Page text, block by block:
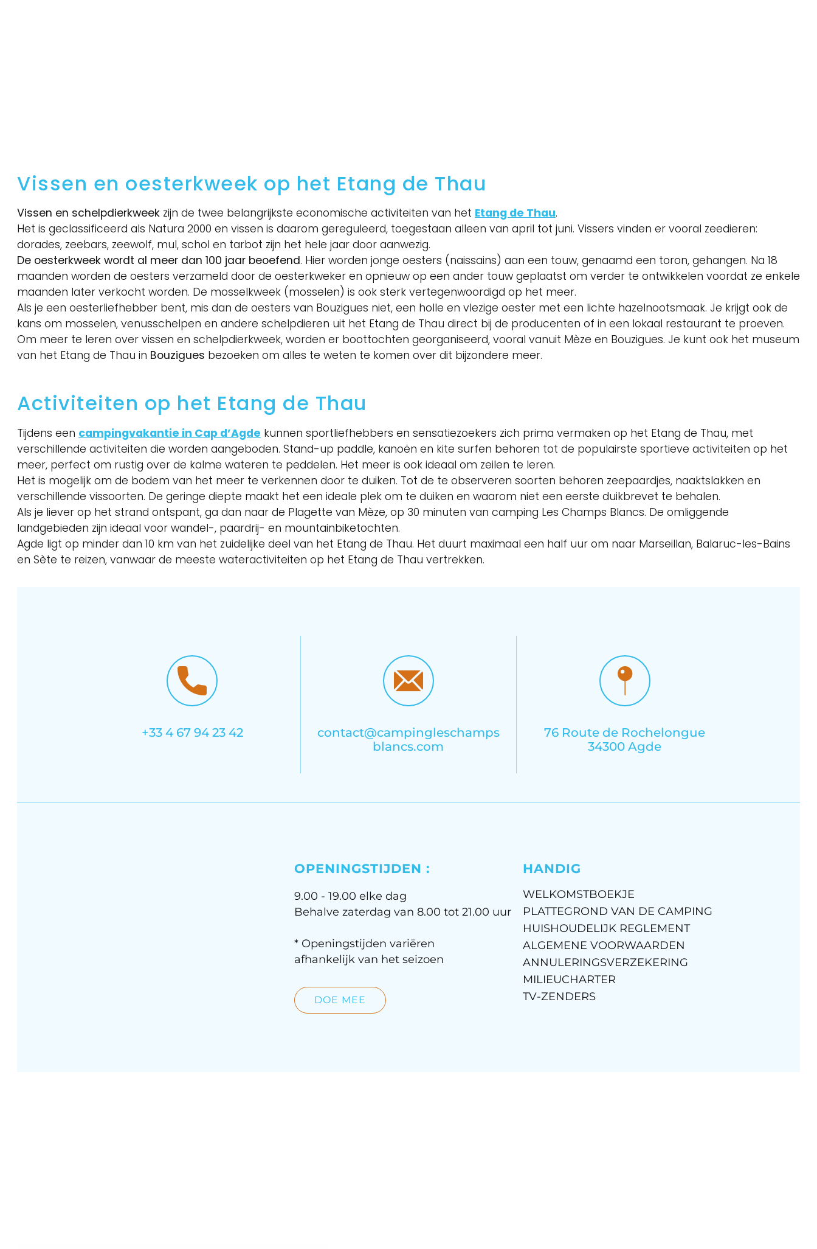
Vissen en oesterkweek op het Etang de Thau
Vissen en schelpdierkweek zijn de twee belangrijkste economische activiteiten van het Etang de Thau.
Het is geclassificeerd als Natura 2000 en vissen is daarom gereguleerd, toegestaan alleen van april tot juni. Vissers vinden er vooral zeedieren:
dorades, zeebars, zeewolf, mul, schol en tarbot zijn het hele jaar door aanwezig.
De oesterkweek wordt al meer dan 100 jaar beoefend. Hier worden jonge oesters (naissains) aan een touw, genaamd een toron, gehangen. Na 18
maanden worden de oesters verzameld door de oesterkweker en opnieuw op een ander touw geplaatst om verder te ontwikkelen voordat ze enkele
maanden later verkocht worden. De mosselkweek (mosselen) is ook sterk vertegenwoordigd op het meer.
Als je een oesterliefhebber bent, mis dan de oesters van Bouzigues niet, een holle en vlezige oester met een lichte hazelnootsmaak. Je krijgt ook de
kans om mosselen, venusschelpen en andere schelpdieren uit het Etang de Thau direct bij de producenten of in een lokaal restaurant te proeven.
Om meer te leren over vissen en schelpdierkweek, worden er boottochten georganiseerd, vooral vanuit Mèze en Bouzigues. Je kunt ook het museum
van het Etang de Thau in Bouzigues bezoeken om alles te weten te komen over dit bijzondere meer.
Activiteiten op het Etang de Thau
Tijdens een campingvakantie in Cap d’Agde kunnen sportliefhebbers en sensatiezoekers zich prima vermaken op het Etang de Thau, met
verschillende activiteiten die worden aangeboden. Stand-up paddle, kanoën en kite surfen behoren tot de populairste sportieve activiteiten op het
meer, perfect om rustig over de kalme wateren te peddelen. Het meer is ook ideaal om zeilen te leren.
Het is mogelijk om de bodem van het meer te verkennen door te duiken. Tot de te observeren soorten behoren zeepaardjes, naaktslakken en
verschillende vissoorten. De geringe diepte maakt het een ideale plek om te duiken en waarom niet een eerste duikbrevet te behalen.
Als je liever op het strand ontspant, ga dan naar de Plagette van Mèze, op 30 minuten van camping Les Champs Blancs. De omliggende
landgebieden zijn ideaal voor wandel-, paardrij- en mountainbiketochten.
Agde ligt op minder dan 10 km van het zuidelijke deel van het Etang de Thau. Het duurt maximaal een half uur om naar Marseillan, Balaruc-les-Bains
en Sète te reizen, vanwaar de meeste wateractiviteiten op het Etang de Thau vertrekken.
+33 4 67 94 23 42
contact@campingleschamps
blancs.com
76 Route de Rochelongue
34300 Agde
OPENINGSTIJDEN :
9.00 - 19.00 elke dag
Behalve zaterdag van 8.00 tot 21.00 uur
* Openingstijden variëren
afhankelijk van het seizoen
DOE MEE
HANDIG
WELKOMSTBOEKJE
PLATTEGROND VAN DE CAMPING
HUISHOUDELIJK REGLEMENT
ALGEMENE VOORWAARDEN
ANNULERINGSVERZEKERING
MILIEUCHARTER
TV-ZENDERS